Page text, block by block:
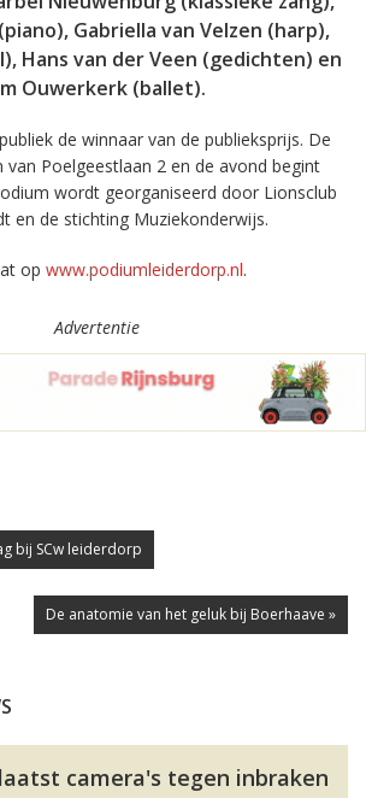
Gabriella van Velzen (harp),
Hans van der Veen (gedichten) en
Ouwerkerk (ballet).
de winnaar van de publieksprijs. De
van Poelgeestlaan 2 en de avond begint
wordt georganiseerd door Lionsclub
en de stichting Muziekonderwijs.
op www.podiumleiderdorp.nl.
Advertentie
bij SCw leiderdorp
De anatomie van het geluk bij Boerhaave »
camera's tegen inbraken